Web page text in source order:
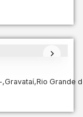
,Gravataí,Rio Grande